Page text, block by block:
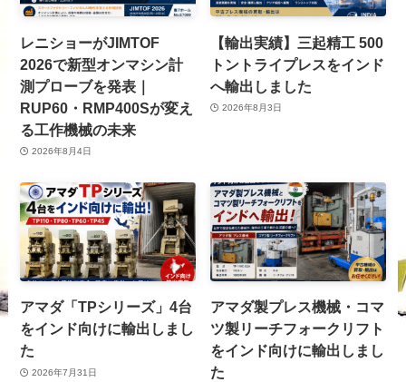
レニショーがJIMTOF
2026で新型オンマシン計
測プローブを発表｜
RUP60・RMP400Sが変え
る工作機械の未来
2026年8月4日
【輸出実績】三起精工 500
トントライプレスをインド
へ輸出しました
2026年8月3日
アマダ「TPシリーズ」4台
をインド向けに輸出しまし
た
2026年7月31日
アマダ製プレス機械・コマ
ツ製リーチフォークリフト
をインド向けに輸出しまし
た